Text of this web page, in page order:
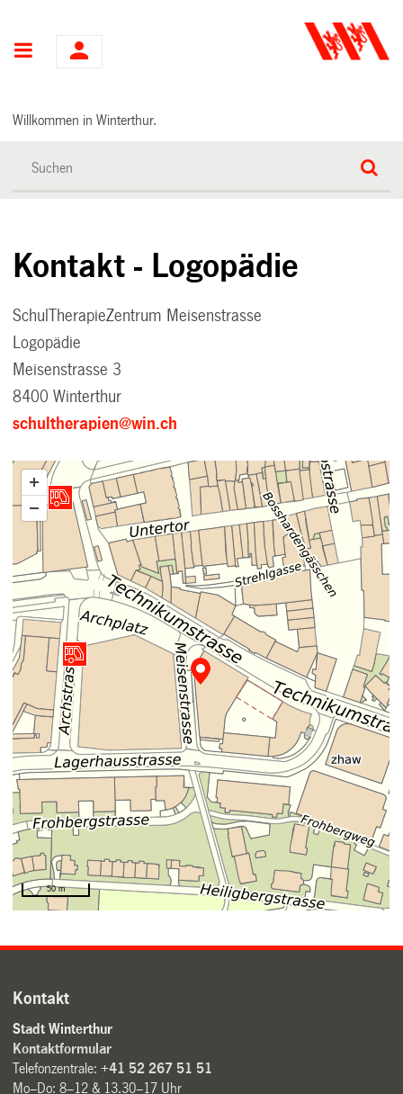
Hauptnavigation
Willkommen in Winterthur.
Kontakt - Logopädie
SchulTherapieZentrum Meisenstrasse
Logopädie
Meisenstrasse 3
8400 Winterthur
schultherapien@win.ch
Kontakt
Stadt Winterthur
Kontaktformular
Telefonzentrale:+41 52 267 51 51
Mo–Do: 8–12 & 13.30–17 Uhr